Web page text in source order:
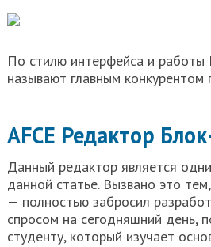
По стилю интерфейса и работы
называют главным конкурентом
AFCE Редактор
Данный редактор является
данной статье. Вызвано это
— полностью забросил
спросом на сегодняшний день,
студенту, который изучает